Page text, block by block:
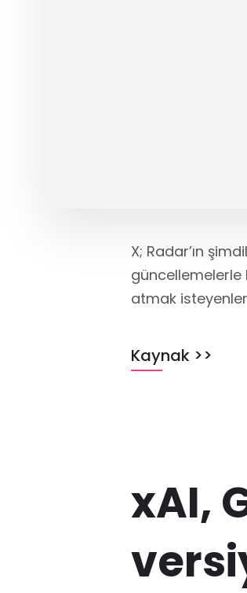
X; Radar’ın
güncellemelerle
atmak
Kaynak >>
xAI,